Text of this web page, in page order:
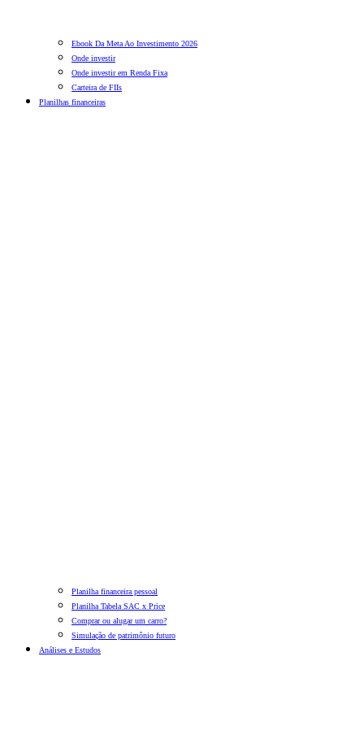
Ebook Da Meta Ao Investimento 2026
Onde investir
Onde investir em Renda Fixa
Carteira de FIIs
Planilhas financeiras
Planilha financeira pessoal
Planilha Tabela SAC x Price
Comprar ou alugar um carro?
Simulação de patrimônio futuro
Análises e Estudos